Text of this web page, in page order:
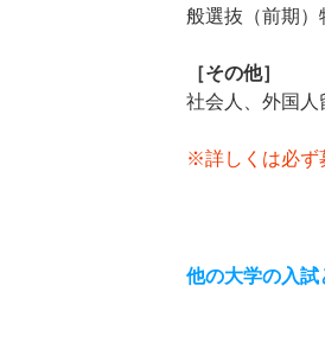
般選抜（前期）
［その他］
社会人、外国人
※詳しくは必ず
他の大学の入試